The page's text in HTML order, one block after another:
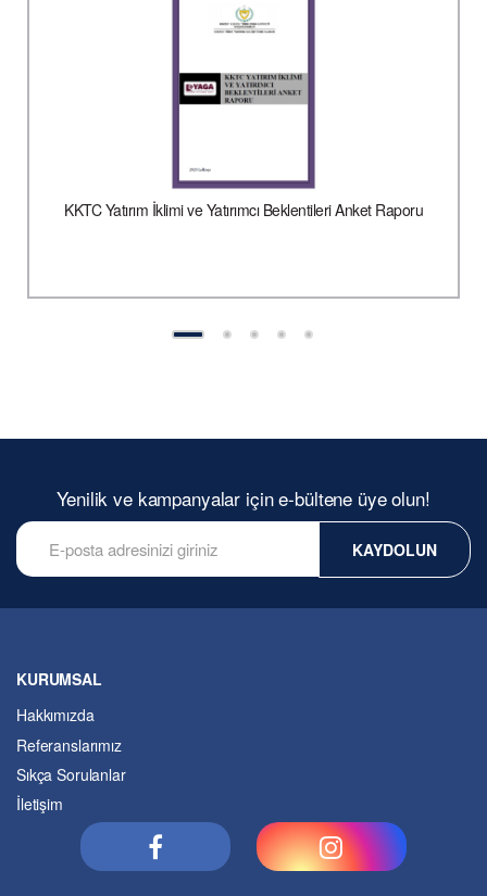
KKTC Yatırım İklimi ve Yatırımcı Beklentileri Anket Raporu
Yenilik ve kampanyalar için e-bültene üye olun!
KAYDOLUN
KURUMSAL
Hakkımızda
Referanslarımız
Sıkça Sorulanlar
İletişim